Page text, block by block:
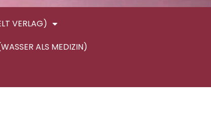
VERLAG)
ALS MEDIZIN)